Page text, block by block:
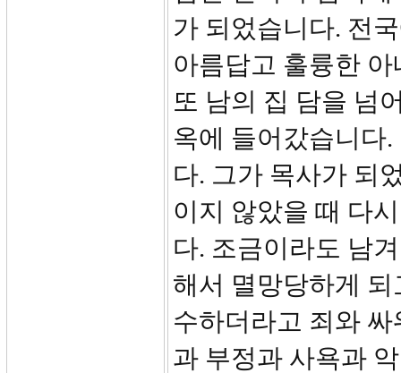
가 되었습니다. 전
아름답고 훌륭한
또 남의 집 담을 넘
옥에 들어갔습니다
다. 그가 목사가 되
이지 않았을 때 다
다. 조금이라도 남
해서 멸망당하게
수하더라고 죄와
과 부정과 사욕과